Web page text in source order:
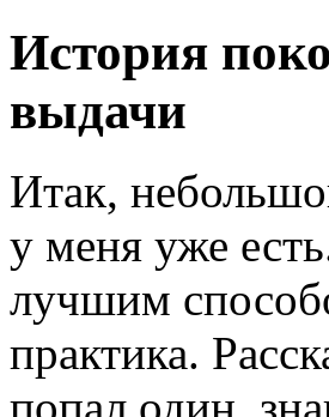
История
выдачи
Итак,
у меня уже
лучшим
практика.